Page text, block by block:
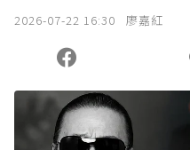
2026-07-22 16:30 廖嘉紅